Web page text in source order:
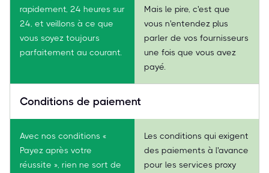
rapidement, 24 heures sur
24, et veillons à ce que
vous soyez toujours
parfaitement au courant.
Mais le pire, c'est que
vous n'entendez plus
parler de vos fournisseurs
une fois que vous avez
payé.
Conditions de paiement
Avec nos conditions «
Payez après votre
réussite », rien ne sort de
Les conditions qui exigent
des paiements à l'avance
pour les services proxy